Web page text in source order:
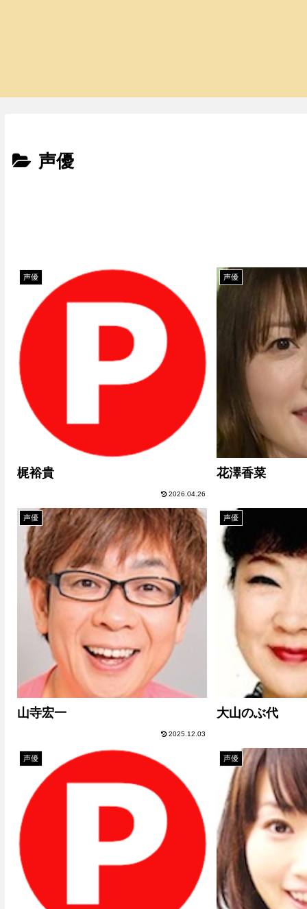
声優
声優
梶裕貴
2026.04.26
声優
花澤香菜
声優
山寺宏一
2025.12.03
声優
大山のぶ代
声優 声優